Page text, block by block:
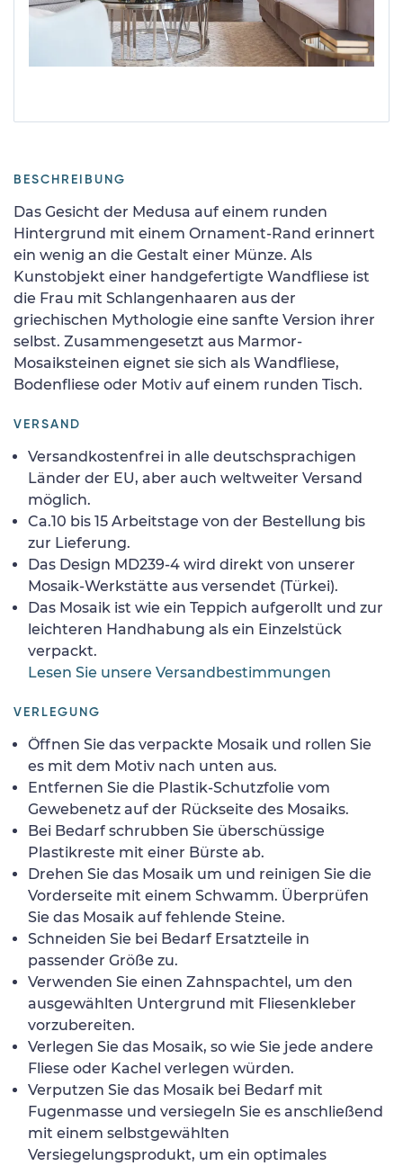
BESCHREIBUNG
Das Gesicht der Medusa auf einem runden
Hintergrund mit einem Ornament-Rand erinnert
ein wenig an die Gestalt einer Münze. Als
Kunstobjekt einer handgefertigte Wandfliese ist
die Frau mit Schlangenhaaren aus der
griechischen Mythologie eine sanfte Version ihrer
selbst. Zusammengesetzt aus Marmor-
Mosaiksteinen eignet sie sich als Wandfliese,
Bodenfliese oder Motiv auf einem runden Tisch.
VERSAND
Versandkostenfrei in alle deutschsprachigen
Länder der EU, aber auch weltweiter Versand
möglich.
Ca.10 bis 15 Arbeitstage von der Bestellung bis
zur Lieferung.
Das Design MD239-4 wird direkt von unserer
Mosaik-Werkstätte aus versendet (Türkei).
Das Mosaik ist wie ein Teppich aufgerollt und zur
leichteren Handhabung als ein Einzelstück
verpackt.
Lesen Sie unsere Versandbestimmungen
VERLEGUNG
Öffnen Sie das verpackte Mosaik und rollen Sie
es mit dem Motiv nach unten aus.
Entfernen Sie die Plastik-Schutzfolie vom
Gewebenetz auf der Rückseite des Mosaiks.
Bei Bedarf schrubben Sie überschüssige
Plastikreste mit einer Bürste ab.
Drehen Sie das Mosaik um und reinigen Sie die
Vorderseite mit einem Schwamm. Überprüfen
Sie das Mosaik auf fehlende Steine.
Schneiden Sie bei Bedarf Ersatzteile in
passender Größe zu.
Verwenden Sie einen Zahnspachtel, um den
ausgewählten Untergrund mit Fliesenkleber
vorzubereiten.
Verlegen Sie das Mosaik, so wie Sie jede andere
Fliese oder Kachel verlegen würden.
Verputzen Sie das Mosaik bei Bedarf mit
Fugenmasse und versiegeln Sie es anschließend
mit einem selbstgewählten
Versiegelungsprodukt, um ein optimales